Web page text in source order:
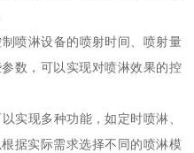
喷淋设备的喷射时间、喷射量
数，可以实现对喷淋效果的控
实现多种功能，如定时喷淋、
据实际需求选择不同的喷淋模